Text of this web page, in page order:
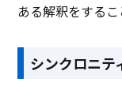
ある解釈をするこ
シンクロニテ